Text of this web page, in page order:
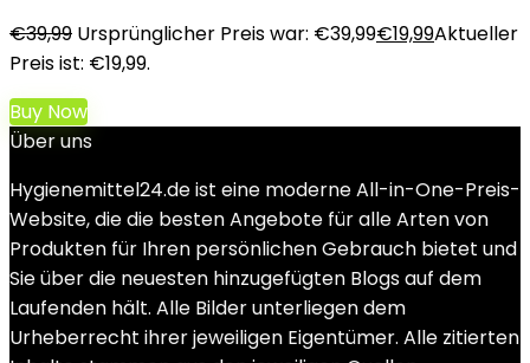
€39,99 Ursprünglicher Preis war: €39,99€19,99Aktueller
Preis ist: €19,99.
Buy Now
Über uns
Hygienemittel24.de ist eine moderne All-in-One-Preis-
Website, die die besten Angebote für alle Arten von
Produkten für Ihren persönlichen Gebrauch bietet und
Sie über die neuesten hinzugefügten Blogs auf dem
Laufenden hält. Alle Bilder unterliegen dem
Urheberrecht ihrer jeweiligen Eigentümer. Alle zitierten